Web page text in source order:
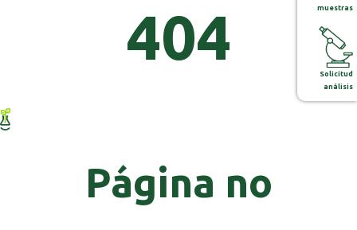
muestras
Solicitud
análisis
404
Página no